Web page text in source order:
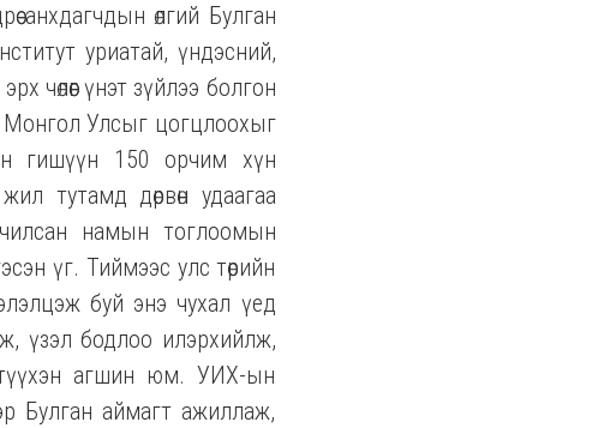
анхдагчдын өлгий Булган
уриатай, үндэсний,
чөлөөг үнэт зүйлээ болгон
Монгол Улсыг цогцлоохыг
гишүүн 150 орчим хүн
тутамд дөрвөн удаагаа
намын тоглоомын
үг. Тиймээс улс төрийн
буй энэ чухал үед
үзэл бодлоо илэрхийлж,
агшин юм. УИХ-ын
Булган аймагт ажиллаж,